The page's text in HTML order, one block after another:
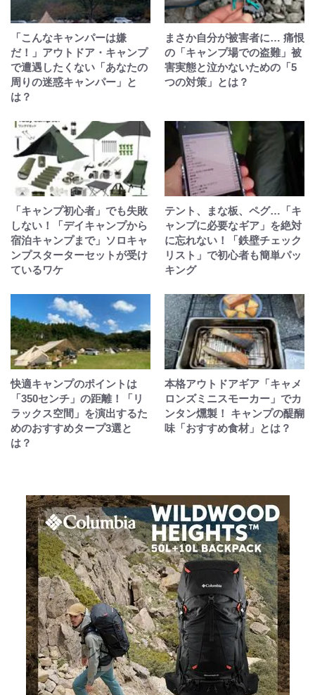
「こんなキャンパーは嫌
だ！」アウトドア・キャンプ
で遭遇したくない「あなたの
周りの迷惑キャンパー」と
は？
まさか自分が被害者に… 痛恨
の「キャンプ場での盗難」被
害実態と泣かないための「5
つの対策」とは？
「キャンプ初心者」でも失敗
しない！「デイキャンプから
宿泊キャンプまで」ソロキャ
ンプスターターセットが受け
ているワケ
テント、まな板、ペグ…「キ
ャンプに必要なギア」を絶対
に忘れない！「鉄壁チェック
リスト」で初心者も簡単パッ
キング
快適キャンプのポイントは
「350センチ」の距離！「リ
ラックス空間」を演出するた
めのおすすめタープ3選と
は？
本格アウトドアギア「キャメ
ロンズミニスモーカー」でカ
ンタン燻製！ キャンプの醍醐
味「おすすめ食材」とは？